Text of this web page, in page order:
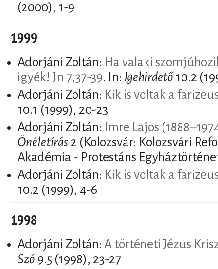
(2000), 1-9
1999
Adorjáni Zoltán: Ha valaki
igyék! Jn 7,37-39. In: Igehirdető10.2
Adorjáni Zoltán: Kik is voltak a
10.1 (1999), 20-23
Adorjáni Zoltán: Imre Lajos
Önéletírás 2 (Kolozsvár: Kolozsvári
Akadémia - Protestáns
Adorjáni Zoltán: Kik is voltak a
10.2 (1999), 4-6
1998
Adorjáni Zoltán: A történeti Jézus
Szó 9.5 (1998), 23-27